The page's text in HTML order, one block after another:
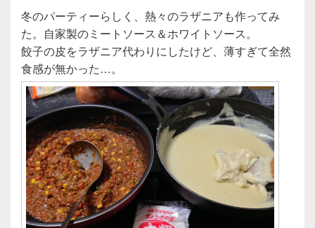
冬のパーティーらしく、熱々のラザニアも作ってみ
た。自家製のミートソース＆ホワイトソース。
餃子の皮をラザニア代わりにしたけど、薄すぎて全然
食感が無かった…。